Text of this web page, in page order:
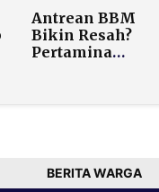
25 Kg, Dulu
Cuma 10 Kg
Antrean BBM
Bikin Resah?
Pertamina
BERITA WARGA